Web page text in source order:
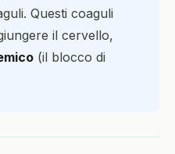
Questi coaguli
il cervello,
(il blocco di